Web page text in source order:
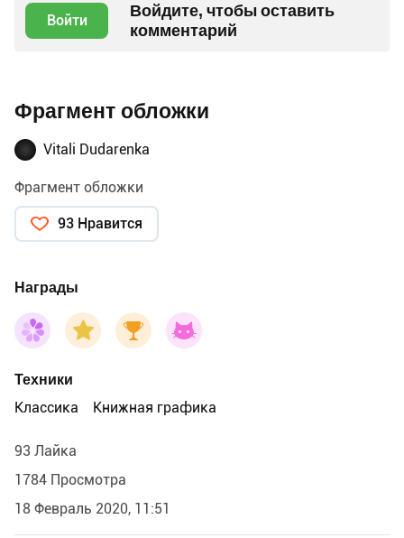
Войти
Войдите, чтобы оставить
комментарий
Фрагмент обложки
Vitali Dudarenka
Фрагмент обложки
93 Нравится
Награды
Техники
Классика
Книжная графика
93 Лайка
1784 Просмотра
18 Февраль 2020, 11:51